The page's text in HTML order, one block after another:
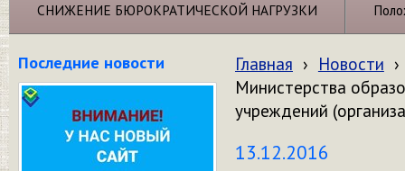
СНИЖЕНИЕ БЮРОКРАТИЧЕСКОЙ НАГРУЗКИ
Последние новости Главная › Новости ›
Министерства
учреждений
13.12.2016